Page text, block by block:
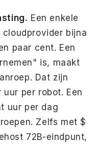
Een enkele
bijna
paar cent. Een
is, maakt
Dat zijn
per robot. Een
uur per dag
Zelfs met $
72B-eindpunt,